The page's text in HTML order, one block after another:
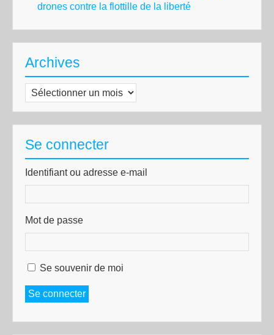
drones contre la flottille de la liberté
Archives
Archives
Se connecter
Identifiant ou adresse e-mail
Mot de passe
Se souvenir de moi
Se connecter